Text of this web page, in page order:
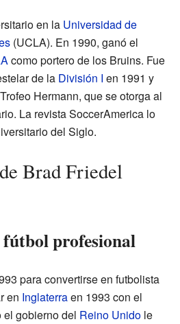
en la Universidad de
(UCLA). En 1990, ganó el
como portero de los Bruins. Fue
de la División I en 1991 y
Hermann, que se otorga al
La revista SoccerAmerica lo
del Siglo.
Brad Friedel
fútbol profesional
para convertirse en futbolista
en Inglaterraen 1993 con el
el gobierno del Reino Unido le